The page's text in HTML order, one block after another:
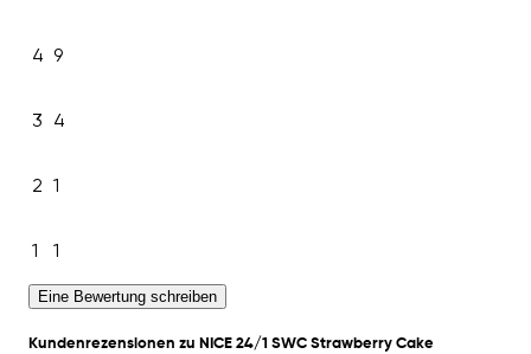
4 9
3 4
2 1
1 1
Eine Bewertung schreiben
Kundenrezensionen zu NICE 24/1 SWC Strawberry Cake